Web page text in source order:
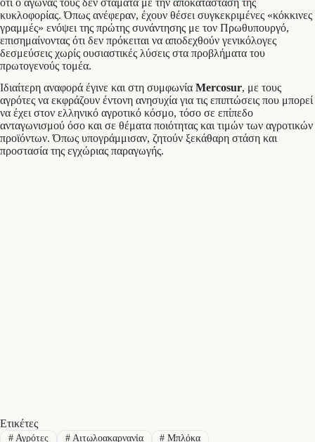
ότι ο αγώνας τους δεν σταματά με την αποκατάσταση της
κυκλοφορίας. Όπως ανέφεραν, έχουν θέσει συγκεκριμένες «κόκκινες
γραμμές» ενόψει της πρώτης συνάντησης με τον Πρωθυπουργό,
επισημαίνοντας ότι δεν πρόκειται να αποδεχθούν γενικόλογες
δεσμεύσεις χωρίς ουσιαστικές λύσεις στα προβλήματα του
πρωτογενούς τομέα.
Ιδιαίτερη αναφορά έγινε και στη συμφωνία Mercosur, με τους
αγρότες να εκφράζουν έντονη ανησυχία για τις επιπτώσεις που μπορεί
να έχει στον ελληνικό αγροτικό κόσμο, τόσο σε επίπεδο
ανταγωνισμού όσο και σε θέματα ποιότητας και τιμών των αγροτικών
προϊόντων. Όπως υπογράμμισαν, ζητούν ξεκάθαρη στάση και
προστασία της εγχώριας παραγωγής.
Ετικέτες
#Αγρότες #Αιτωλοακαρνανία # Μπλόκα